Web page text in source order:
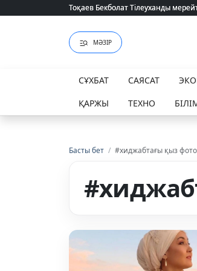
Тоқаев Бекболат Тілеуханды
Тоқаев Бекболат Тілеуханды
МӘЗІР
СҰХБАТ САЯСАТ
ҚАРЖЫ
ТЕХНО
Басты бет / #хиджабтағы қыз фото